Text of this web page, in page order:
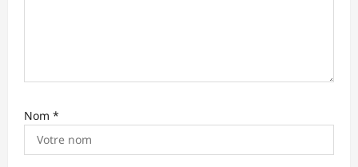
l
e
Nom *